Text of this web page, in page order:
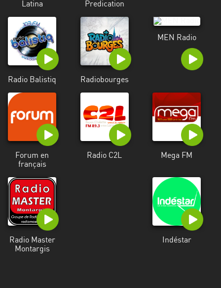
Pays
la
Loire
Provence-
Alpes-
Rhénanie
Nord-
Westphalie
Saint-
Martin
Latina
Predication
Radio Balistiq Radiobourges
MEN Radio
Forum en
français
Radio C2L Mega FM
Radio Master
Montargis
Indéstar